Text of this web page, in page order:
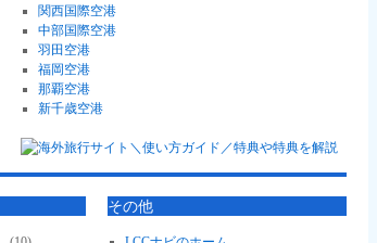
関西国際空港
中部国際空港
羽田空港
福岡空港
那覇空港
新千歳空港
その他